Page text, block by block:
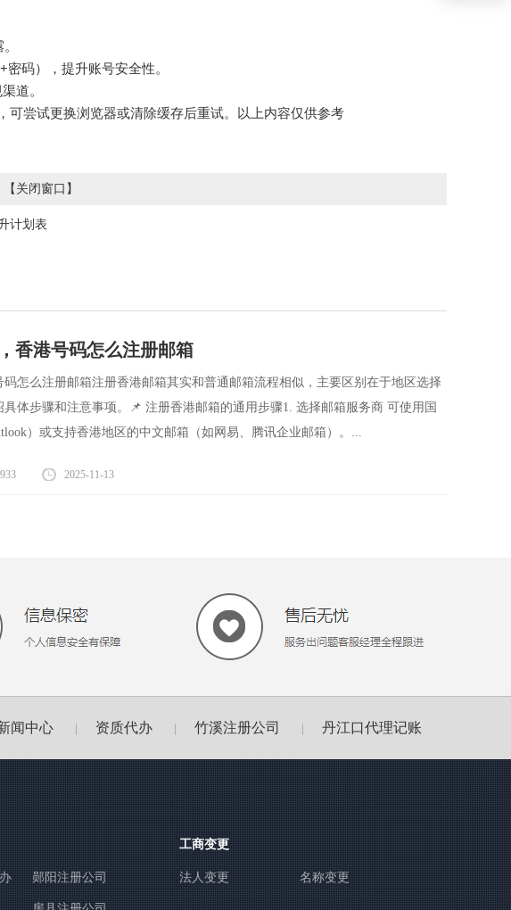
密码），提升账号安全性。
道。
尝试更换浏览器或清除缓存后重试。以上内容仅供参考
【 关闭窗口 】
计划表
香港号码怎么注册邮箱
怎么注册邮箱注册香港邮箱其实和普通邮箱流程相似，主要区别在于地区选择
体步骤和注意事项。📌 注册香港邮箱的通用步骤1. 选择邮箱服务商 可使用国
）或支持香港地区的中文邮箱（如网易、腾讯企业邮箱）。...
933 2025-11-13
闻中心 资质代办 竹溪注册公司 丹江口代理记账
郧阳注册公司
工商变更
法人变更 名称变更